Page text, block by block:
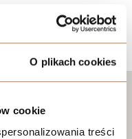
O plikach cookies
cookie
treści